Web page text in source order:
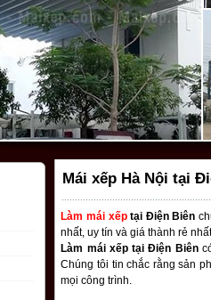
Mái xếp Hà Nội tại
Làm mái xếptại Điện Biên
nhất, uy tín và giá thành rẻ
Làm mái xếp tại Điện Biên
Chúng tôi tin chắc rằng sản
mọi công trình.